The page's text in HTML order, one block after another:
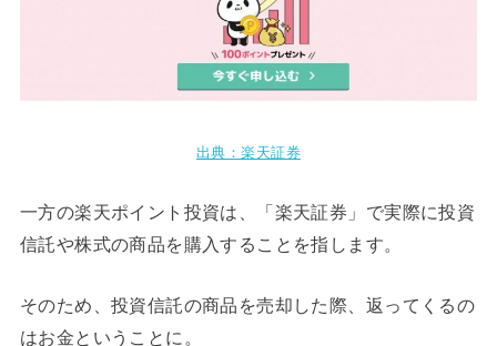
出典：楽天証券
一方の楽天ポイント投資は、「楽天証券」で実際に投資
信託や株式の商品を購入することを指します。
そのため、投資信託の商品を売却した際、返ってくるの
はお金ということに。